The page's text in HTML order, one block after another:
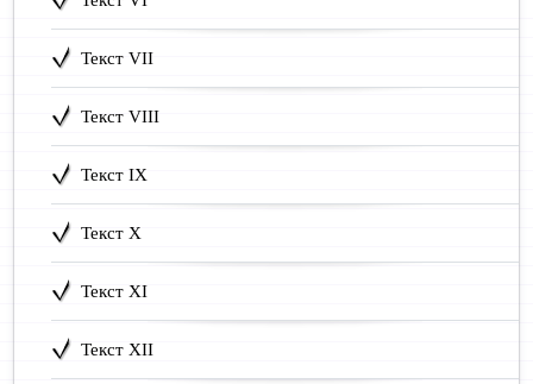
Текст VII
Текст VIII
Текст IX
Текст X
Текст XI
Текст XII